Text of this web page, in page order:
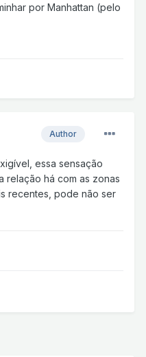
por Manhattan (pelo
Author
essa sensação
relação há com as zonas
recentes, pode não ser